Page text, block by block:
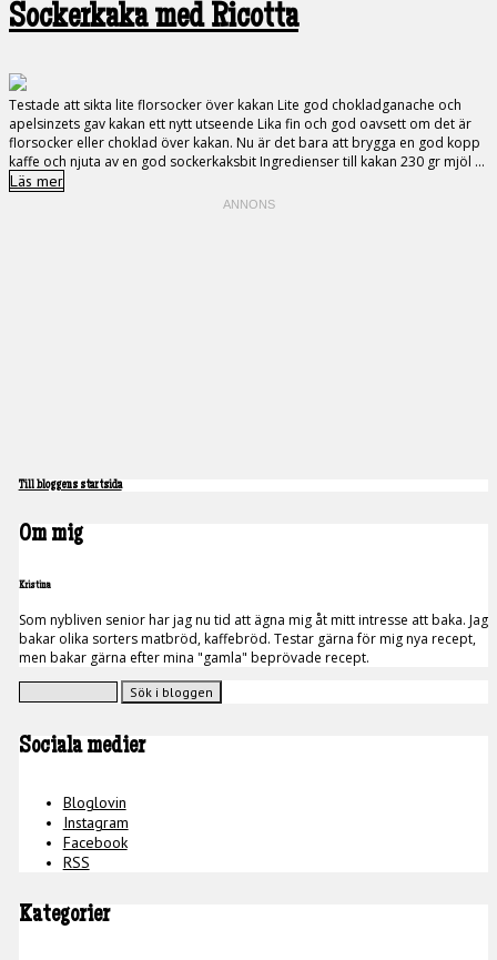
Sockerkaka med Ricotta
Testade att sikta lite florsocker över kakan Lite god chokladganache och
apelsinzets gav kakan ett nytt utseende Lika fin och god oavsett om det är
florsocker eller choklad över kakan. Nu är det bara att brygga en god kopp
kaffe och njuta av en god sockerkaksbit Ingredienser till kakan 230 gr mjöl ...
Läs mer
Till bloggens startsida
Om mig
Kristina
Som nybliven senior har jag nu tid att ägna mig åt mitt intresse att baka. Jag
bakar olika sorters matbröd, kaffebröd. Testar gärna för mig nya recept,
men bakar gärna efter mina "gamla" beprövade recept.
Sociala medier
Bloglovin
Instagram
Facebook
RSS
Kategorier